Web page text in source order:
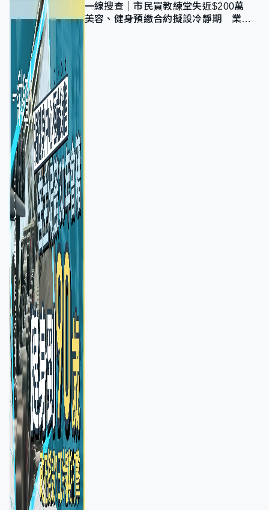
一線搜查｜市民買教練堂失近$200萬
美容、健身預繳合約擬設冷靜期 業界